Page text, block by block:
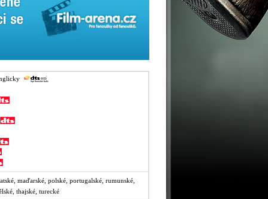
maďarské, polské, portugalské, rumunské,
thajské, turecké